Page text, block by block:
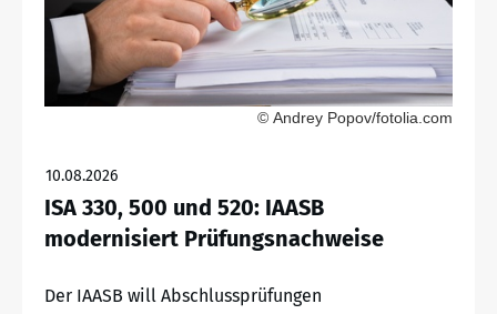
© Andrey Popov/fotolia.com
10.08.2026
ISA 330, 500 und 520: IAASB
modernisiert Prüfungsnachweise
Der IAASB will Abschlussprüfungen